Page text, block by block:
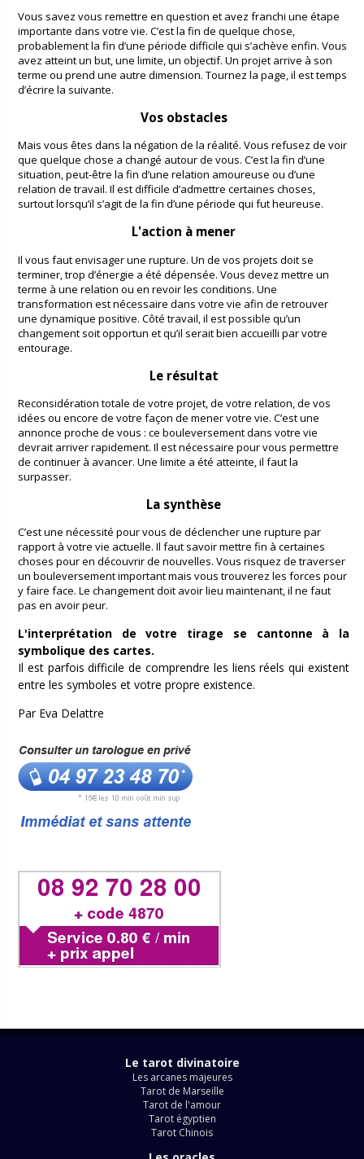
Vous savez vous remettre en question et avez franchi une étape
importante dans votre vie. C’est la fin de quelque chose,
probablement la fin d’une période difficile qui s’achève enfin. Vous
avez atteint un but, une limite, un objectif. Un projet arrive à son
terme ou prend une autre dimension. Tournez la page, il est temps
d’écrire la suivante.
Vos obstacles
Mais vous êtes dans la négation de la réalité. Vous refusez de voir
que quelque chose a changé autour de vous. C’est la fin d’une
situation, peut-être la fin d’une relation amoureuse ou d’une
relation de travail. Il est difficile d’admettre certaines choses,
surtout lorsqu’il s’agit de la fin d’une période qui fut heureuse.
L'action à mener
Il vous faut envisager une rupture. Un de vos projets doit se
terminer, trop d’énergie a été dépensée. Vous devez mettre un
terme à une relation ou en revoir les conditions. Une
transformation est nécessaire dans votre vie afin de retrouver
une dynamique positive. Côté travail, il est possible qu’un
changement soit opportun et qu’il serait bien accueilli par votre
entourage.
Le résultat
Reconsidération totale de votre projet, de votre relation, de vos
idées ou encore de votre façon de mener votre vie. C’est une
annonce proche de vous : ce bouleversement dans votre vie
devrait arriver rapidement. Il est nécessaire pour vous permettre
de continuer à avancer. Une limite a été atteinte, il faut la
surpasser.
La synthèse
C’est une nécessité pour vous de déclencher une rupture par
rapport à votre vie actuelle. Il faut savoir mettre fin à certaines
choses pour en découvrir de nouvelles. Vous risquez de traverser
un bouleversement important mais vous trouverez les forces pour
y faire face. Le changement doit avoir lieu maintenant, il ne faut
pas en avoir peur.
L'interprétation de votre tirage se cantonne à la
symbolique des cartes.
Il est parfois difficile de comprendre les liens réels qui existent
entre les symboles et votre propre existence.
Par Eva Delattre
Le tarot divinatoire
Les arcanes majeures
Tarot de Marseille
Tarot de l'amour
Tarot égyptien
Tarot Chinois